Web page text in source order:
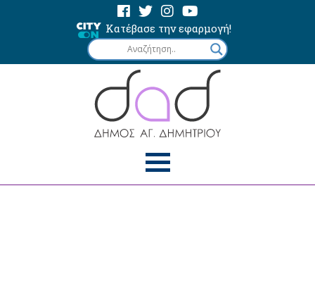
Κατέβασε την εφαρμογή!